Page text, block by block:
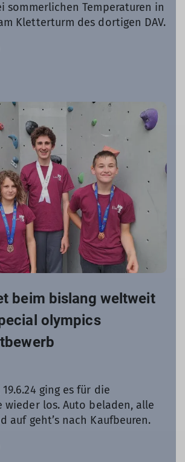
sommerlichen Temperaturen in
Kletterturm des dortigen DAV.
beim bislang weltweit
olympics
ging es für die
wieder los. Auto beladen, alle
auf geht’s nach Kaufbeuren.